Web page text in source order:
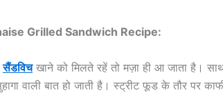
Grilled Sandwich Recipe:
सैंडविचखाने को मिलते रहें तो मज़ा ही आ जाता है।
वाली बात हो जाती है। स्ट्रीट फूड के तौर पर